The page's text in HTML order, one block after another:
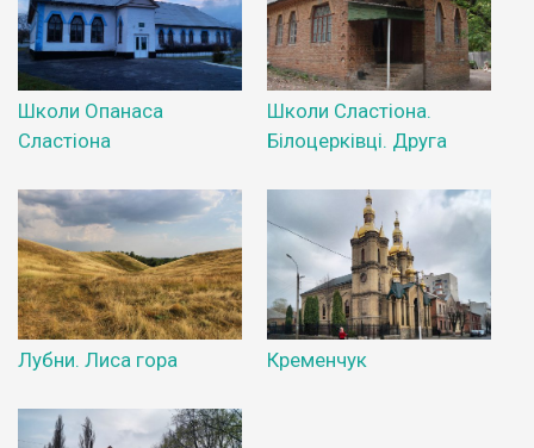
Школи Опанаса
Сластіона
Школи Сластіона.
Білоцерківці. Друга
Лубни. Лиса гора Кременчук